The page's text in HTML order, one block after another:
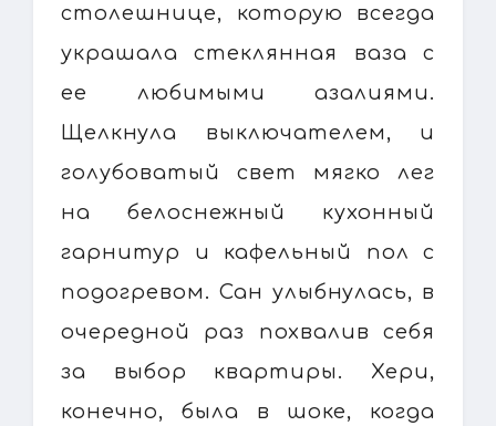
столешнице, которую всегда
украшала стеклянная ваза с
ее любимыми азалиями.
Щелкнула выключателем, и
голубоватый свет мягко лег
на белоснежный кухонный
гарнитур и кафельный пол с
подогревом. Сан улыбнулась, в
очередной раз похвалив себя
за выбор квартиры. Хери,
конечно, была в шоке, когда